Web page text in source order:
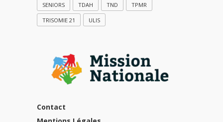
SENIORS TDAH TND TPMR
TRISOMIE 21 ULIS
Contact